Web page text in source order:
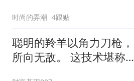
时尚的弄潮 4跟贴
聪明的羚羊以角力刀枪，
所向无敌。 这技术堪称杂